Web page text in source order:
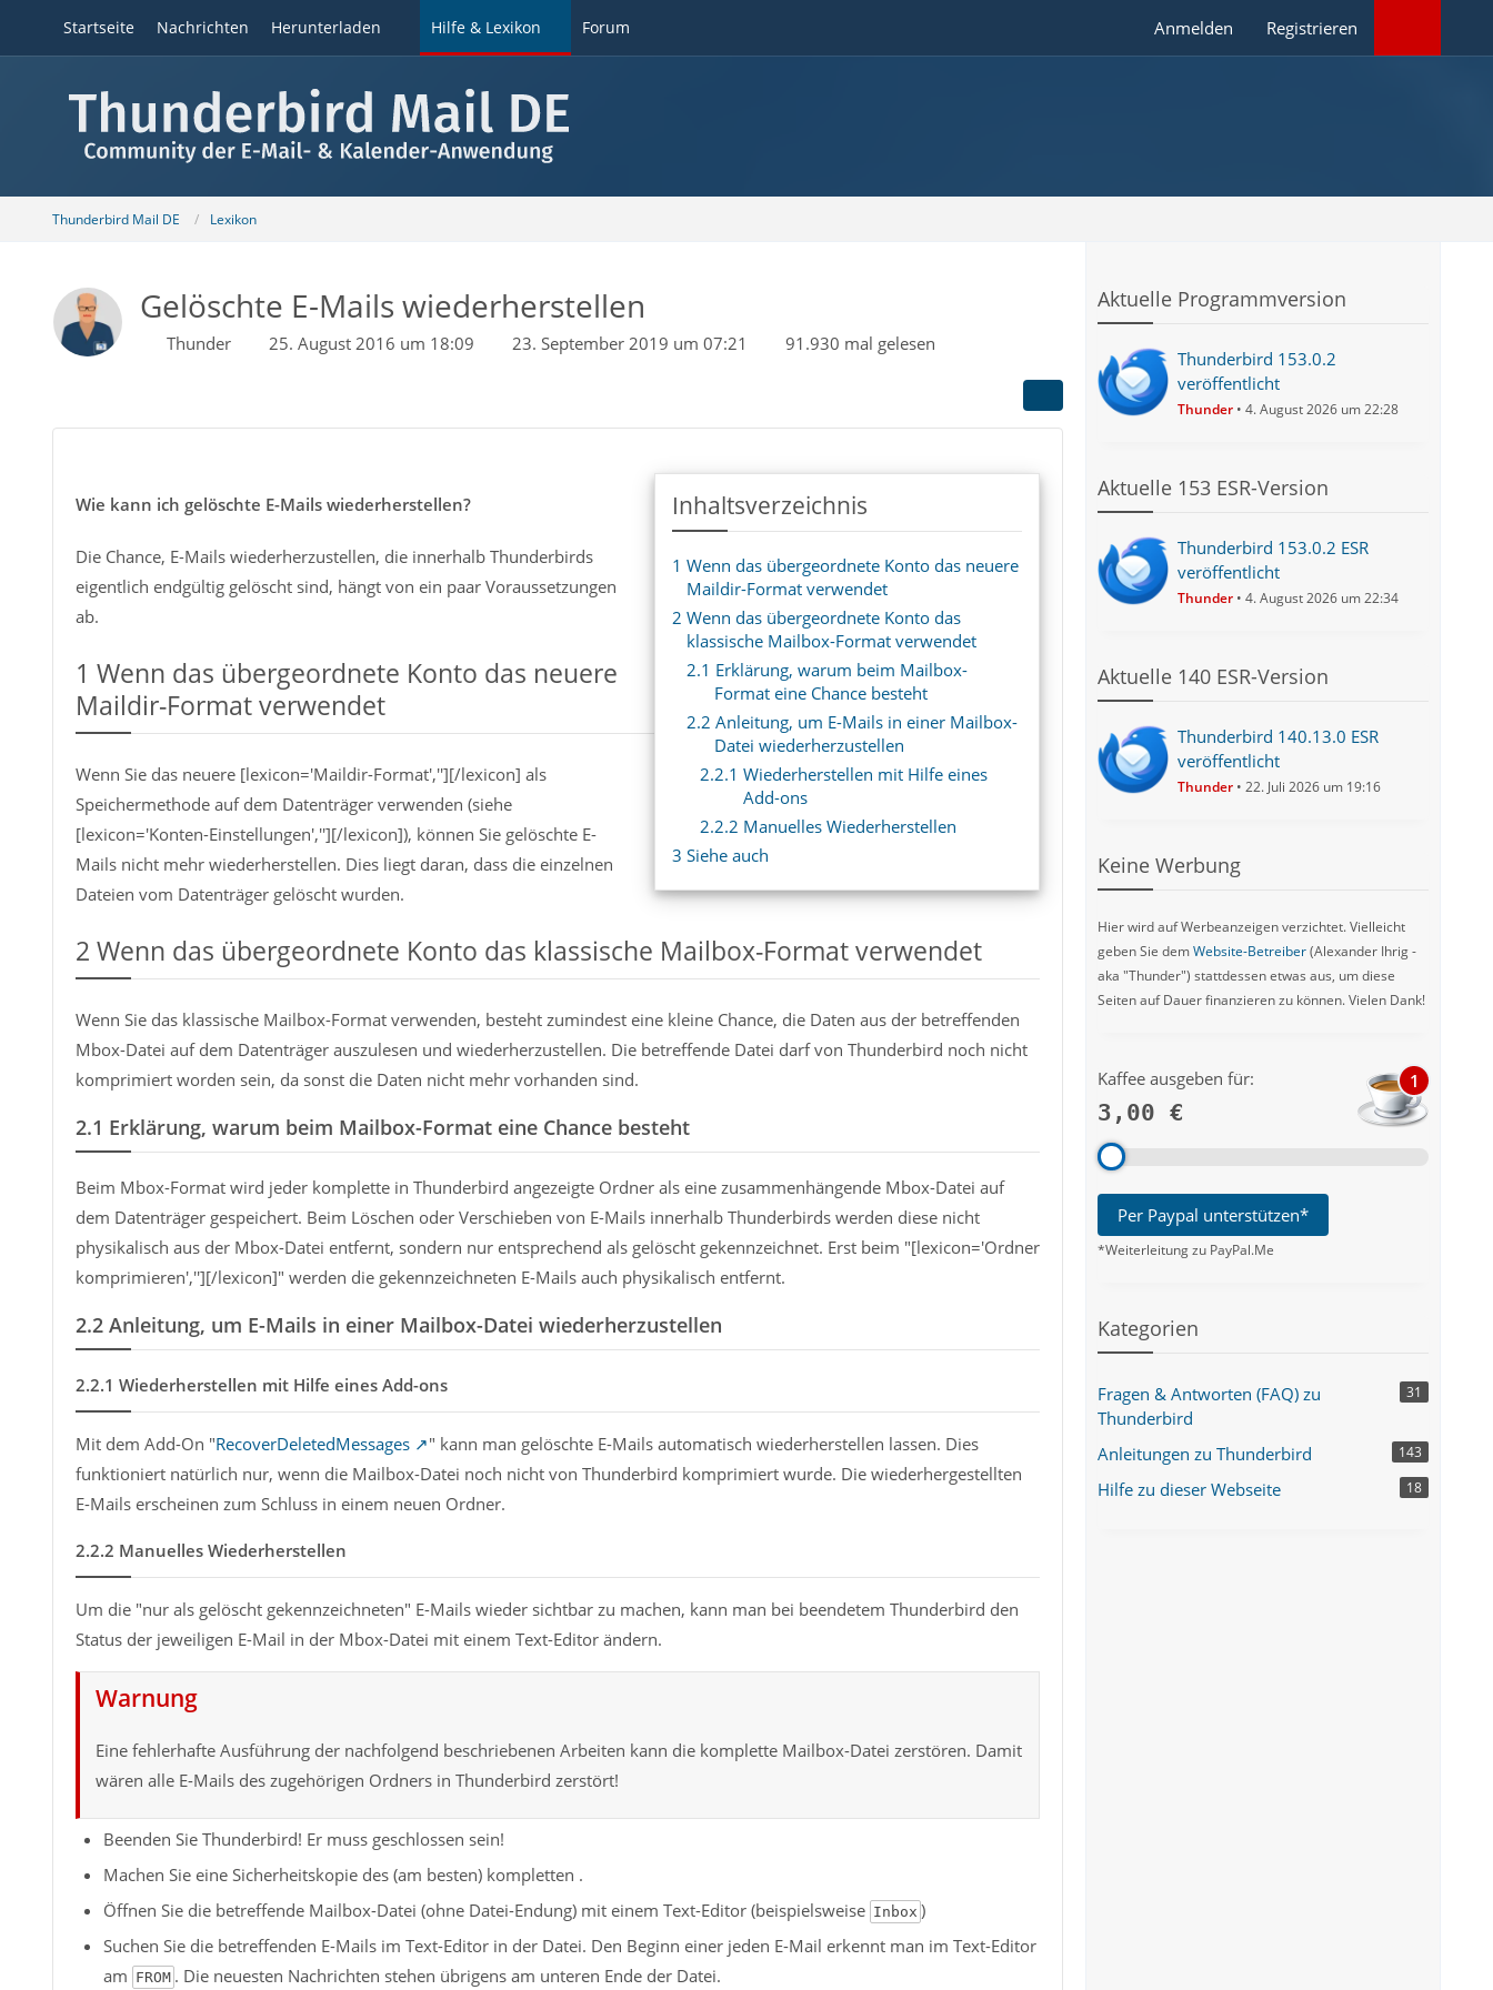
Startseite Nachrichten Herunterladen Hilfe & Lexikon Forum Anmelden Registrieren
Thunderbird Mail DE Lexikon
Gelöschte E-Mails wiederherstellen
Thunder 25. August 2016 um 18:09 23. September 2019 um 07:21 91.930 mal gelesen
Inhaltsverzeichnis
1 Wenn das übergeordnete Konto das neuere
Maildir-Format verwendet
2 Wenn das übergeordnete Konto das
klassische Mailbox-Format verwendet
2.1 Erklärung, warum beim Mailbox-
Format eine Chance besteht
2.2 Anleitung, um E-Mails in einer Mailbox-
Datei wiederherzustellen
2.2.1 Wiederherstellen mit Hilfe eines
Add-ons
2.2.2 Manuelles Wiederherstellen
3 Siehe auch
Wie kann ich gelöschte E-Mails wiederherstellen?
Die Chance, E-Mails wiederherzustellen, die innerhalb Thunderbirds
eigentlich endgültig gelöscht sind, hängt von ein paar Voraussetzungen
ab.
1 Wenn das übergeordnete Konto das neuere
Maildir-Format verwendet
Wenn Sie das neuere [lexicon='Maildir-Format',''][/lexicon] als
Speichermethode auf dem Datenträger verwenden (siehe
[lexicon='Konten-Einstellungen',''][/lexicon]), können Sie gelöschte E-
Mails nicht mehr wiederherstellen. Dies liegt daran, dass die einzelnen
Dateien vom Datenträger gelöscht wurden.
2 Wenn das übergeordnete Konto das klassische Mailbox-Format verwendet
Wenn Sie das klassische Mailbox-Format verwenden, besteht zumindest eine kleine Chance, die Daten aus der betreffenden
Mbox-Datei auf dem Datenträger auszulesen und wiederherzustellen. Die betreffende Datei darf von Thunderbird noch nicht
komprimiert worden sein, da sonst die Daten nicht mehr vorhanden sind.
2.1 Erklärung, warum beim Mailbox-Format eine Chance besteht
Beim Mbox-Format wird jeder komplette in Thunderbird angezeigte Ordner als eine zusammenhängende Mbox-Datei auf
dem Datenträger gespeichert. Beim Löschen oder Verschieben von E-Mails innerhalb Thunderbirds werden diese nicht
physikalisch aus der Mbox-Datei entfernt, sondern nur entsprechend als gelöscht gekennzeichnet. Erst beim "[lexicon='Ordner
komprimieren',''][/lexicon]" werden die gekennzeichneten E-Mails auch physikalisch entfernt.
2.2 Anleitung, um E-Mails in einer Mailbox-Datei wiederherzustellen
2.2.1 Wiederherstellen mit Hilfe eines Add-ons
Mit dem Add-On "RecoverDeletedMessages
" kann man gelöschte E-Mails automatisch wiederherstellen lassen. Dies
funktioniert natürlich nur, wenn die Mailbox-Datei noch nicht von Thunderbird komprimiert wurde. Die wiederhergestellten
E-Mails erscheinen zum Schluss in einem neuen Ordner.
2.2.2 Manuelles Wiederherstellen
Um die "nur als gelöscht gekennzeichneten" E-Mails wieder sichtbar zu machen, kann man bei beendetem Thunderbird den
Status der jeweiligen E-Mail in der Mbox-Datei mit einem Text-Editor ändern.
Warnung
Eine fehlerhafte Ausführung der nachfolgend beschriebenen Arbeiten kann die komplette Mailbox-Datei zerstören. Damit
wären alle E-Mails des zugehörigen Ordners in Thunderbird zerstört!
Beenden Sie Thunderbird! Er muss geschlossen sein!
Machen Sie eine Sicherheitskopie des (am besten) kompletten .
Öffnen Sie die betreffende Mailbox-Datei (ohne Datei-Endung) mit einem Text-Editor (beispielsweise Inbox )
Suchen Sie die betreffenden E-Mails im Text-Editor in der Datei. Den Beginn einer jeden E-Mail erkennt man im Text-Editor
am FROM . Die neuesten Nachrichten stehen übrigens am unteren Ende der Datei.
Aktuelle Programmversion
Thunderbird 153.0.2
veröffentlicht
Thunder 4. August 2026 um 22:28
Aktuelle 153 ESR-Version
Thunderbird 153.0.2 ESR
veröffentlicht
Thunder 4. August 2026 um 22:34
Aktuelle 140 ESR-Version
Thunderbird 140.13.0 ESR
veröffentlicht
Thunder 22. Juli 2026 um 19:16
Keine Werbung
Hier wird auf Werbeanzeigen verzichtet. Vielleicht
geben Sie demWebsite-Betreiber(Alexander Ihrig -
aka "Thunder") stattdessen etwas aus, um diese
Seiten auf Dauer finanzieren zu können. Vielen Dank!
Kaffee ausgeben für:
3,00 €
1
Per Paypal unterstützen*
*Weiterleitung zu PayPal.Me
Kategorien
Fragen & Antworten (FAQ) zu
Thunderbird
31
Anleitungen zu Thunderbird 143
Hilfe zu dieser Webseite 18